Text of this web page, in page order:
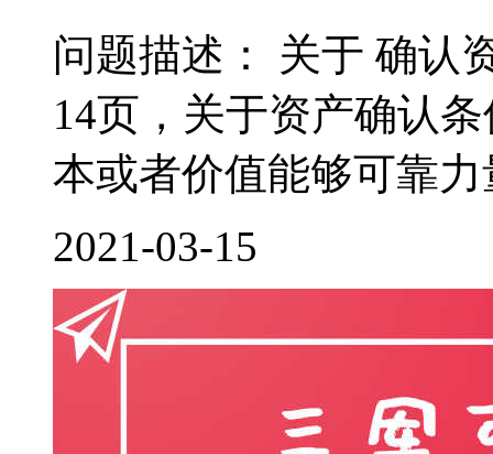
问题描述： 关于 确认
14页，关于资产确认
本或者价值能够可靠
2021-03-15